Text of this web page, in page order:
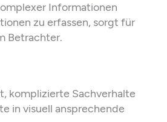
Informationen
zu erfassen, sorgt für
Betrachter.
komplizierte Sachverhalte
in visuell ansprechende